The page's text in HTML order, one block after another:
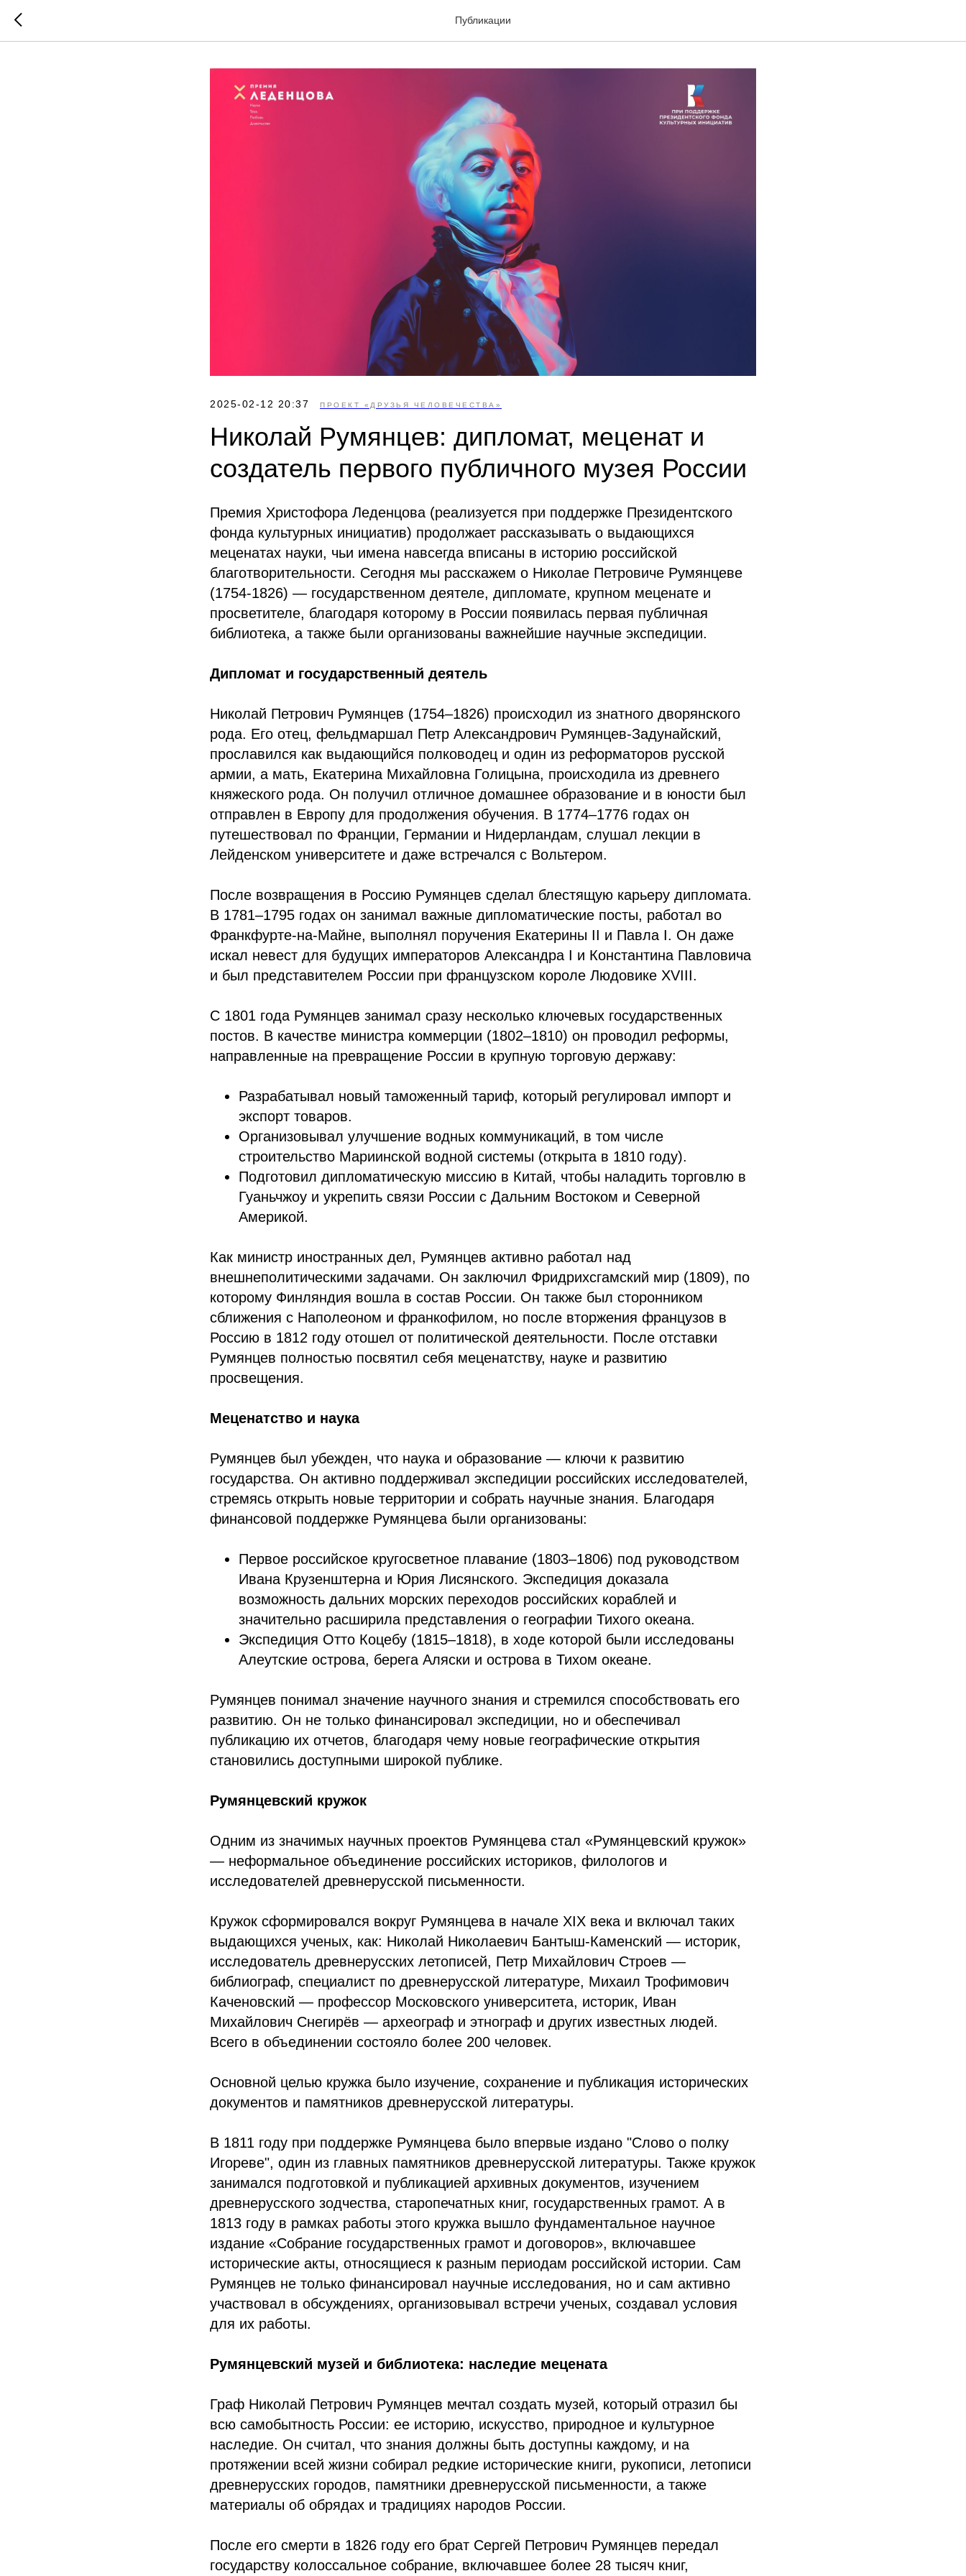
Публикации
2025-02-12 20:37 ПРОЕКТ «ДРУЗЬЯ ЧЕЛОВЕЧЕСТВА»
Николай Румянцев: дипломат, меценат и
создатель первого публичного музея России
Премия Христофора Леденцова (реализуется при поддержке Президентского
фонда культурных инициатив) продолжает рассказывать о выдающихся
меценатах науки, чьи имена навсегда вписаны в историю российской
благотворительности. Сегодня мы расскажем о Николае Петровиче Румянцеве
(1754-1826) — государственном деятеле, дипломате, крупном меценате и
просветителе, благодаря которому в России появилась первая публичная
библиотека, а также были организованы важнейшие научные экспедиции.
Дипломат и государственный деятель
Николай Петрович Румянцев (1754–1826) происходил из знатного дворянского
рода. Его отец, фельдмаршал Петр Александрович Румянцев-Задунайский,
прославился как выдающийся полководец и один из реформаторов русской
армии, а мать, Екатерина Михайловна Голицына, происходила из древнего
княжеского рода. Он получил отличное домашнее образование и в юности был
отправлен в Европу для продолжения обучения. В 1774–1776 годах он
путешествовал по Франции, Германии и Нидерландам, слушал лекции в
Лейденском университете и даже встречался с Вольтером.
После возвращения в Россию Румянцев сделал блестящую карьеру дипломата.
В 1781–1795 годах он занимал важные дипломатические посты, работал во
Франкфурте-на-Майне, выполнял поручения Екатерины II и Павла I. Он даже
искал невест для будущих императоров Александра I и Константина Павловича
и был представителем России при французском короле Людовике XVIII.
С 1801 года Румянцев занимал сразу несколько ключевых государственных
постов. В качестве министра коммерции (1802–1810) он проводил реформы,
направленные на превращение России в крупную торговую державу:
Разрабатывал новый таможенный тариф, который регулировал импорт и
экспорт товаров.
Организовывал улучшение водных коммуникаций, в том числе
строительство Мариинской водной системы (открыта в 1810 году).
Подготовил дипломатическую миссию в Китай, чтобы наладить торговлю в
Гуаньчжоу и укрепить связи России с Дальним Востоком и Северной
Америкой.
Как министр иностранных дел, Румянцев активно работал над
внешнеполитическими задачами. Он заключил Фридрихсгамский мир (1809), по
которому Финляндия вошла в состав России. Он также был сторонником
сближения с Наполеоном и франкофилом, но после вторжения французов в
Россию в 1812 году отошел от политической деятельности. После отставки
Румянцев полностью посвятил себя меценатству, науке и развитию
просвещения.
Меценатство и наука
Румянцев был убежден, что наука и образование — ключи к развитию
государства. Он активно поддерживал экспедиции российских исследователей,
стремясь открыть новые территории и собрать научные знания. Благодаря
финансовой поддержке Румянцева были организованы:
Первое российское кругосветное плавание (1803–1806) под руководством
Ивана Крузенштерна и Юрия Лисянского. Экспедиция доказала
возможность дальних морских переходов российских кораблей и
значительно расширила представления о географии Тихого океана.
Экспедиция Отто Коцебу (1815–1818), в ходе которой были исследованы
Алеутские острова, берега Аляски и острова в Тихом океане.
Румянцев понимал значение научного знания и стремился способствовать его
развитию. Он не только финансировал экспедиции, но и обеспечивал
публикацию их отчетов, благодаря чему новые географические открытия
становились доступными широкой публике.
Румянцевский кружок
Одним из значимых научных проектов Румянцева стал «Румянцевский кружок»
— неформальное объединение российских историков, филологов и
исследователей древнерусской письменности.
Кружок сформировался вокруг Румянцева в начале XIX века и включал таких
выдающихся ученых, как: Николай Николаевич Бантыш-Каменский — историк,
исследователь древнерусских летописей, Петр Михайлович Строев —
библиограф, специалист по древнерусской литературе, Михаил Трофимович
Каченовский — профессор Московского университета, историк, Иван
Михайлович Снегирёв — археограф и этнограф и других известных людей.
Всего в объединении состояло более 200 человек.
Основной целью кружка было изучение, сохранение и публикация исторических
документов и памятников древнерусской литературы.
В 1811 году при поддержке Румянцева было впервые издано "Слово о полку
Игореве", один из главных памятников древнерусской литературы. Также кружок
занимался подготовкой и публикацией архивных документов, изучением
древнерусского зодчества, старопечатных книг, государственных грамот. А в
1813 году в рамках работы этого кружка вышло фундаментальное научное
издание «Собрание государственных грамот и договоров», включавшее
исторические акты, относящиеся к разным периодам российской истории. Сам
Румянцев не только финансировал научные исследования, но и сам активно
участвовал в обсуждениях, организовывал встречи ученых, создавал условия
для их работы.
Румянцевский музей и библиотека: наследие мецената
Граф Николай Петрович Румянцев мечтал создать музей, который отразил бы
всю самобытность России: ее историю, искусство, природное и культурное
наследие. Он считал, что знания должны быть доступны каждому, и на
протяжении всей жизни собирал редкие исторические книги, рукописи, летописи
древнерусских городов, памятники древнерусской письменности, а также
материалы об обрядах и традициях народов России.
После его смерти в 1826 году его брат Сергей Петрович Румянцев передал
государству колоссальное собрание, включавшее более 28 тысяч книг,